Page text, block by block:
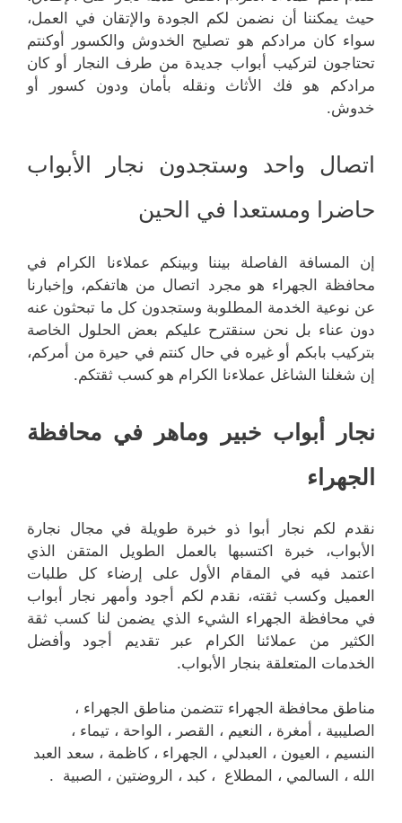
حيث يمكننا أن نضمن لكم الجودة والإتقان في العمل،
سواء كان مرادكم هو تصليح الخدوش والكسور أوكنتم
تحتاجون لتركيب أبواب جديدة من طرف النجار أو كان
مرادكم هو فك الأثاث ونقله بأمان ودون كسور أو
خدوش.
اتصال واحد وستجدون نجار الأبواب
حاضرا ومستعدا في الحين
إن المسافة الفاصلة بيننا وبينكم عملاءنا الكرام في
محافظة الجهراء هو مجرد اتصال من هاتفكم، وإخبارنا
عن نوعية الخدمة المطلوبة وستجدون كل ما تبحثون عنه
دون عناء بل نحن سنقترح عليكم بعض الحلول الخاصة
بتركيب بابكم أو غيره في حال كنتم في حيرة من أمركم،
إن شغلنا الشاغل عملاءنا الكرام هو كسب ثقتكم.
نجار أبواب خبير وماهر في محافظة
الجهراء
نقدم لكم نجار أبوا ذو خبرة طويلة في مجال نجارة
الأبواب، خبرة اكتسبها بالعمل الطويل المتقن الذي
اعتمد فيه في المقام الأول على إرضاء كل طلبات
العميل وكسب ثقته، نقدم لكم أجود وأمهر نجار أبواب
في محافظة الجهراء الشيء الذي يضمن لنا كسب ثقة
الكثير من عملائنا الكرام عبر تقديم أجود وأفضل
الخدمات المتعلقة بنجار الأبواب.
مناطق محافظة الجهراء تتضمن مناطق الجهراء ،
الصليبية ، أمغرة ، النعيم ، القصر ، الواحة ، تيماء ،
النسيم ، العيون ، العبدلي ، الجهراء ، كاظمة ، سعد العبد
الله ، السالمي ، المطلاع ، كبد ، الروضتين ، الصبية .